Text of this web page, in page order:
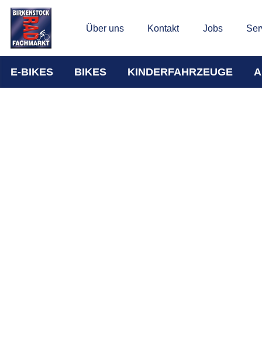
Über uns Kontakt Jobs
E-BIKES BIKES KINDERFAHRZEUGE